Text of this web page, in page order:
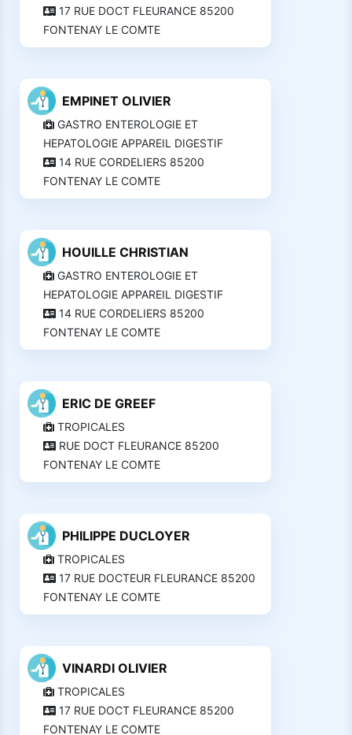
17 RUE DOCT FLEURANCE 85200
FONTENAY LE COMTE
EMPINET OLIVIER
GASTRO ENTEROLOGIE ET
HEPATOLOGIE APPAREIL DIGESTIF
14 RUE CORDELIERS 85200
FONTENAY LE COMTE
HOUILLE CHRISTIAN
GASTRO ENTEROLOGIE ET
HEPATOLOGIE APPAREIL DIGESTIF
14 RUE CORDELIERS 85200
FONTENAY LE COMTE
ERIC DE GREEF
TROPICALES
RUE DOCT FLEURANCE 85200
FONTENAY LE COMTE
PHILIPPE DUCLOYER
TROPICALES
17 RUE DOCTEUR FLEURANCE 85200
FONTENAY LE COMTE
VINARDI OLIVIER
TROPICALES
17 RUE DOCT FLEURANCE 85200
FONTENAY LE COMTE